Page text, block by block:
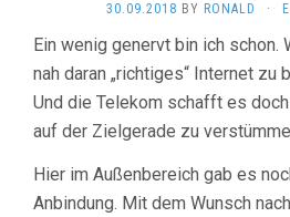
30.09.2018 BY RONALD ·
Ein wenig genervt bin ich schon.
nah daran „richtiges“ Internet zu
Und die Telekom schafft es
auf der Zielgerade zu
Hier im Außenbereich gab es
Anbindung. Mit dem Wunsch